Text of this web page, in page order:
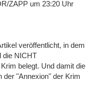
ZAPP um 23:20 Uhr
veröffentlicht, in dem
die NICHT
belegt. Und damit die
der "Annexion" der Krim